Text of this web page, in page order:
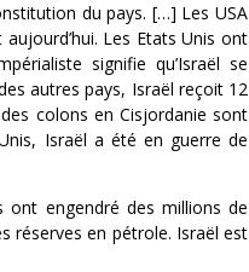
du pays. […] Les USA
Les Etats Unis ont
signifie qu’Israël se
autres pays, Israël reçoit 12
colons en Cisjordanie sont
Israël a été en guerre de
ont engendré des millions de
réserves en pétrole. Israël est